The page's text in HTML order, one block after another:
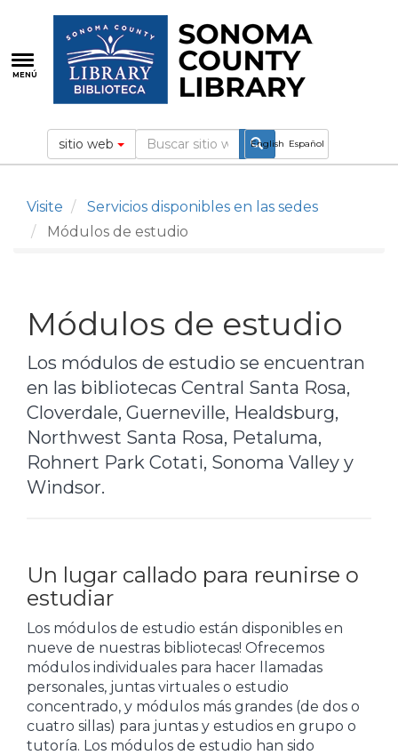
contenido
principal
MENÚ
English Español
sitio web
Visite
Servicios disponibles en las sedes
Módulos de estudio
Módulos de estudio
Los módulos de estudio se encuentran
en las bibliotecas Central Santa Rosa,
Cloverdale, Guerneville, Healdsburg,
Northwest Santa Rosa, Petaluma,
Rohnert Park Cotati, Sonoma Valley y
Windsor.
Un lugar callado para reunirse o
estudiar
Los módulos de estudio están disponibles en
nueve de nuestras bibliotecas! Ofrecemos
módulos individuales para hacer llamadas
personales, juntas virtuales o estudio
concentrado, y módulos más grandes (de dos o
cuatro sillas) para juntas y estudios en grupo o
tutoría. Los módulos de estudio han sido